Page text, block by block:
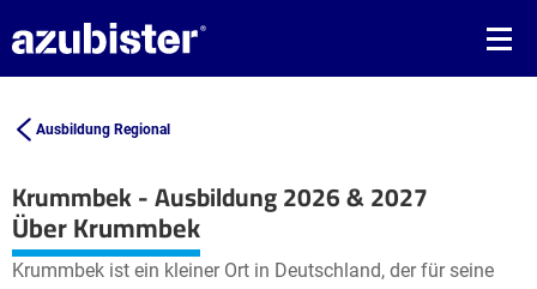
Ausbildung Regional
Krummbek - Ausbildung 2026 & 2027
+
−
Leaflet| © OpenStreetMap2
Über Krummbek
Krummbek ist ein kleiner Ort in Deutschland, der für seine